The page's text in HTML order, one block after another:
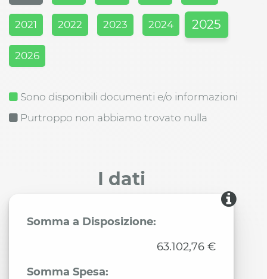
2021 2022 2023 2024 2025
2026
Sono disponibili documenti e/o informazioni
Purtroppo non abbiamo trovato nulla
I dati
Somma a Disposizione:
63.102,76 €
Somma Spesa: